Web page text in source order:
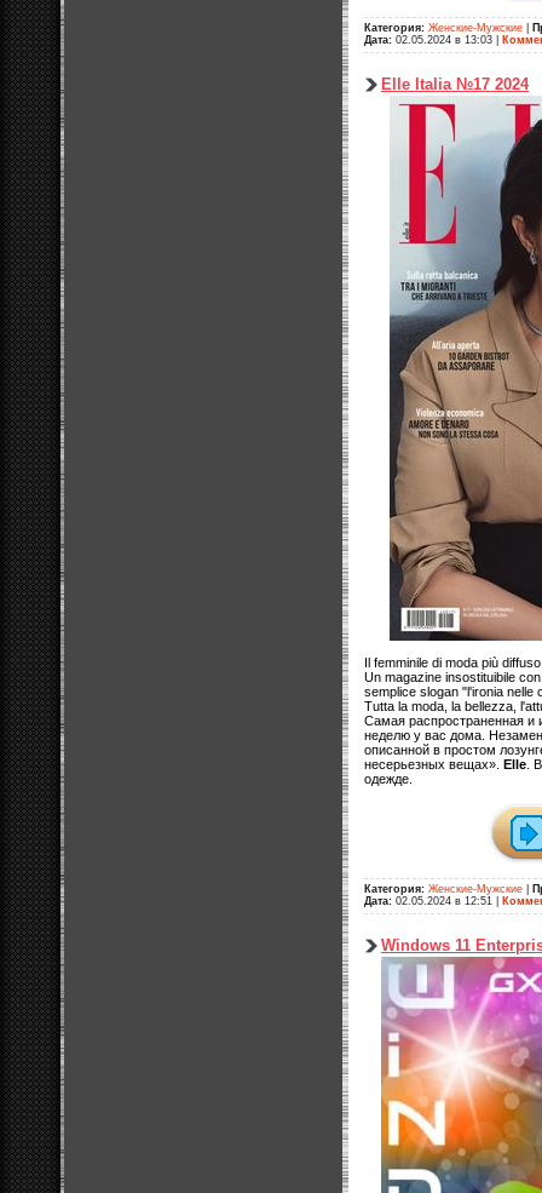
Категория: Женские-Мужские
Дата: 02.05.2024 в 13:03
Elle Italia №17 2024
Il femminile di moda più
Un magazine insostituibile
semplice slogan "l'ironia nelle
Tutta la moda, la bellezza,
Самая распространенная и
неделю у вас дома.
описанной в простом
несерьезных вещах». Elle .
одежде.
Категория: Женские-Мужские
Дата: 02.05.2024 в 12:51
Windows 11